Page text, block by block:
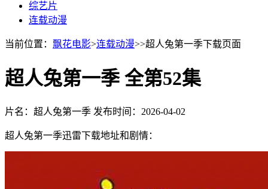
综艺片
连载动漫
当前位置： 飘花电影>连载动漫>>超人兔第一季下载页面
超人兔第一季 全第52集
片名：超人兔第一季 发布时间：2026-04-02
超人兔第一季迅雷下载地址和剧情：